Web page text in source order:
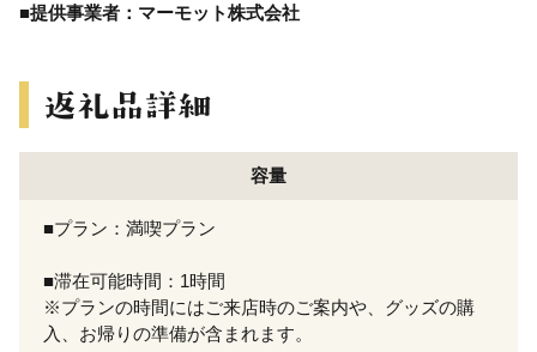
■提供事業者：マーモット株式会社
容量
■プラン：満喫プラン
■滞在可能時間：1時間
※プランの時間にはご来店時のご案内や、グッズの購
入、お帰りの準備が含まれます。